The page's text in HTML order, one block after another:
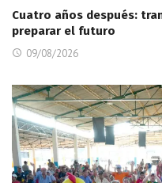
Cuatro años después:
preparar el futuro
09/08/2026